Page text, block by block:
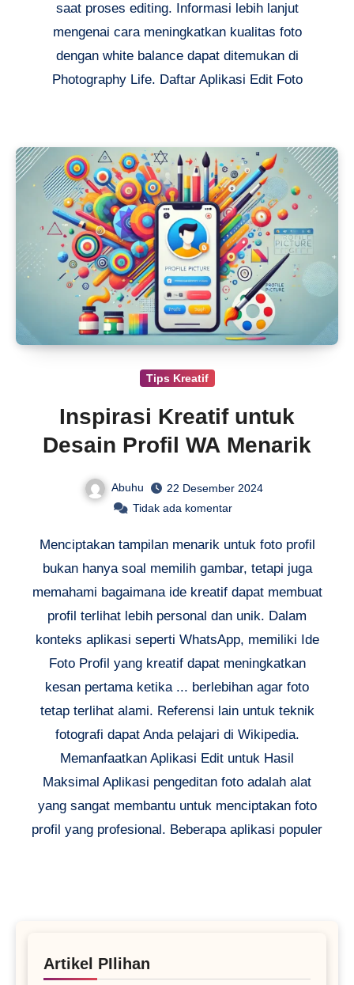
saat proses editing. Informasi lebih lanjut
mengenai cara meningkatkan kualitas foto
dengan white balance dapat ditemukan di
Photography Life. Daftar Aplikasi Edit Foto
Tips Kreatif
Inspirasi Kreatif untuk
Desain Profil WA Menarik
Abuhu
22 Desember 2024
Tidak ada komentar
Menciptakan tampilan menarik untuk foto profil
bukan hanya soal memilih gambar, tetapi juga
memahami bagaimana ide kreatif dapat membuat
profil terlihat lebih personal dan unik. Dalam
konteks aplikasi seperti WhatsApp, memiliki Ide
Foto Profil yang kreatif dapat meningkatkan
kesan pertama ketika ... berlebihan agar foto
tetap terlihat alami. Referensi lain untuk teknik
fotografi dapat Anda pelajari di Wikipedia.
Memanfaatkan Aplikasi Edit untuk Hasil
Maksimal Aplikasi pengeditan foto adalah alat
yang sangat membantu untuk menciptakan foto
profil yang profesional. Beberapa aplikasi populer
Artikel PIlihan